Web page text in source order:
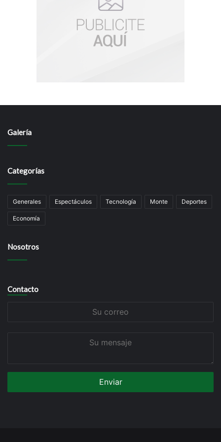
Galería
Categorías
Generales Espectáculos Tecnología Monte Deportes
Economía
Nosotros
Contacto